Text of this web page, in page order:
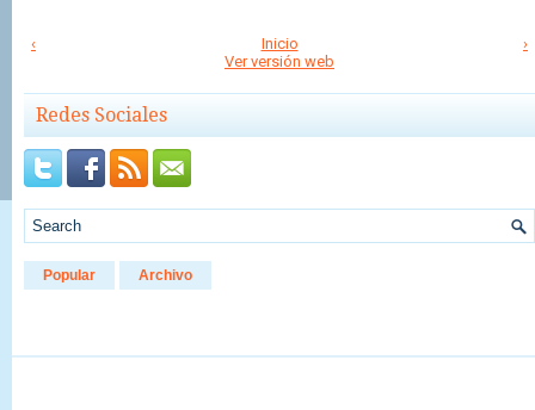
‹ ›
Inicio
Ver versión web
Redes Sociales
Popular Archivo